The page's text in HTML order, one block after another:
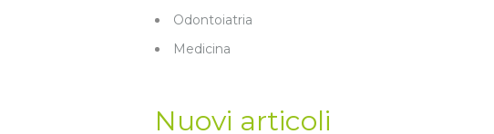
Odontoiatria
Medicina
Nuovi articoli